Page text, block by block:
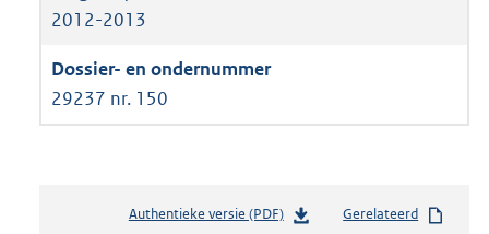
2012-2013
29237 nr. 150
Authentieke versie (PDF)b
Gerelateerd